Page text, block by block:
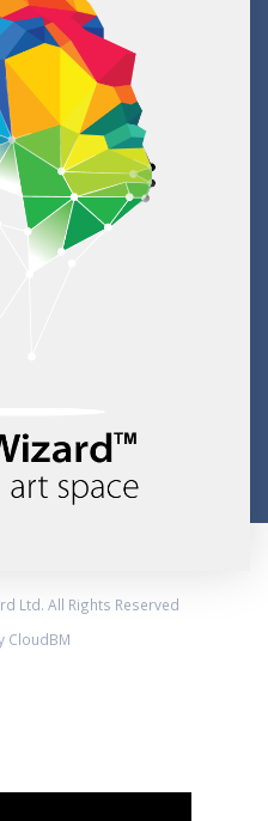
Ltd. All Rights Reserved
CloudBM